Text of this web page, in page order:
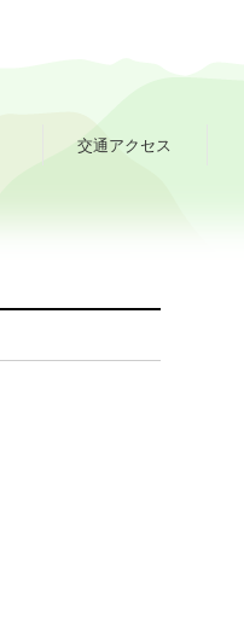
交通アクセス